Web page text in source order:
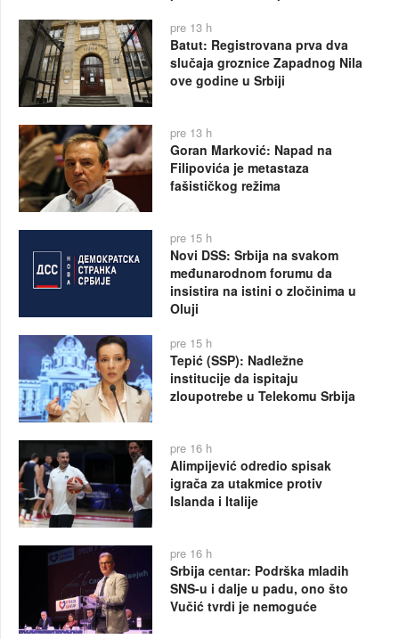
pre 13 h
Batut: Registrovana prva dva
slučaja groznice Zapadnog Nila
ove godine u Srbiji
pre 13 h
Goran Marković: Napad na
Filipovića je metastaza
fašističkog režima
pre 15 h
Novi DSS: Srbija na svakom
međunarodnom forumu da
insistira na istini o zločinima u
Oluji
pre 15 h
Tepić (SSP): Nadležne
institucije da ispitaju
zloupotrebe u Telekomu Srbija
pre 16 h
Alimpijević odredio spisak
igrača za utakmice protiv
Islanda i Italije
pre 16 h
Srbija centar: Podrška mladih
SNS-u i dalje u padu, ono što
Vučić tvrdi je nemoguće